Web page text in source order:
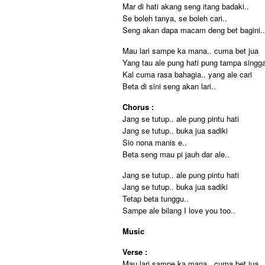
Mar di hati akang seng itang badaki..
Se boleh tanya, se boleh cari..
Seng akan dapa macam deng bet bagini..
Mau lari sampe ka mana.. cuma bet jua
Yang tau ale pung hati pung tampa
Kal cuma rasa bahagia.. yang ale cari
Beta di sini seng akan lari..
Chorus :
Jang se tutup.. ale pung pintu hati
Jang se tutup.. buka jua sadiki
Sio nona manis e..
Beta seng mau pi jauh dar ale..
Jang se tutup.. ale pung pintu hati
Jang se tutup.. buka jua sadiki
Tetap beta tunggu..
Sampe ale bilang I love you too..
Music
Verse :